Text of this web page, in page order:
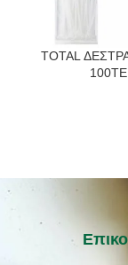
ΠΡΟΣΘΉΚΗ ΣΤΟ
TOTAL